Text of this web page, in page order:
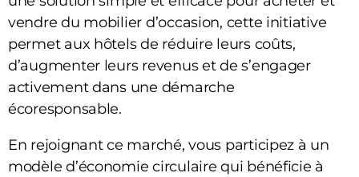
vendre du mobilier d’occasion, cette initiative
permet aux hôtels de réduire leurs coûts,
d’augmenter leurs revenus et de s’engager
activement dans une démarche
écoresponsable.
En rejoignant ce marché, vous participez à un
modèle d’économie circulaire qui bénéficie à